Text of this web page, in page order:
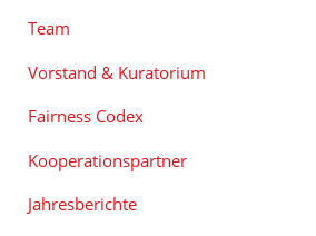
Team
Vorstand & Kuratorium
Fairness Codex
Kooperationspartner
Jahresberichte